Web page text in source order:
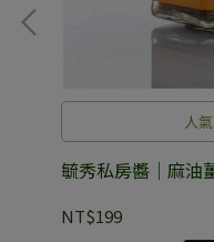
人
毓秀私房醬｜麻油
NT$199